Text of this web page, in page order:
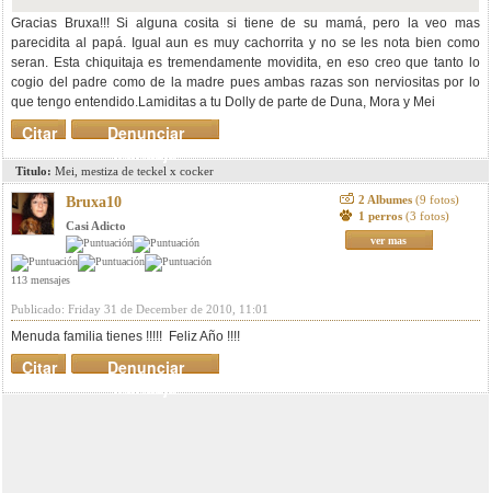
Gracias Bruxa!!! Si alguna cosita si tiene de su mamá, pero la veo mas
parecidita al papá. Igual aun es muy cachorrita y no se les nota bien como
seran. Esta chiquitaja es tremendamente movidita, en eso creo que tanto lo
cogio del padre como de la madre pues ambas razas son nerviositas por lo
que tengo entendido.Lamiditas a tu Dolly de parte de Duna, Mora y Mei
Denunciar
mensaje
Citar
Titulo: Mei, mestiza de teckel x cocker
Bruxa10
Casi Adicto
113 mensajes
2 Albumes (9 fotos)
1 perros (3 fotos)
ver mas
Publicado: Friday 31 de December de 2010, 11:01
Menuda familia tienes !!!!! Feliz Año !!!!
Denunciar
mensaje
Citar